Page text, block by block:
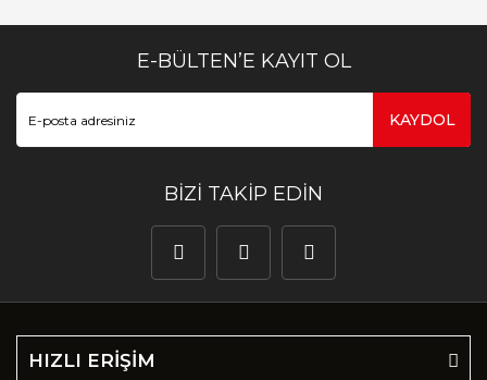
E-BÜLTEN’E KAYIT OL
KAYDOL
BİZİ TAKİP EDİN
HIZLI ERİŞİM